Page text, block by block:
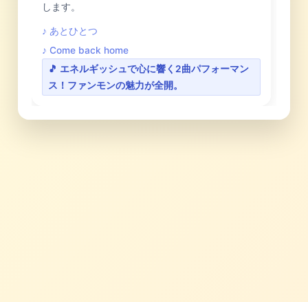
します。
♪ あとひとつ
♪ Come back home
🎵 エネルギッシュで心に響く2曲パフォーマン
ス！ファンモンの魅力が全開。